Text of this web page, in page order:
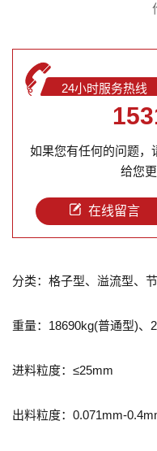
24小时服务热线
如果您有任何的问题，
给您
在线留言
分类：格子型、溢流型、
重量：18690kg(普通型)、
进料粒度：≤25mm
出料粒度：0.071mm-